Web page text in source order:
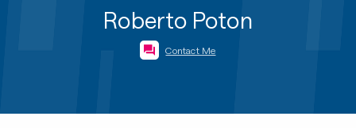
Roberto Poton
Contact Me